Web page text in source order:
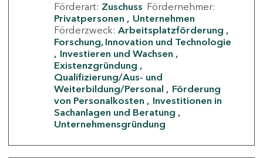
Förderart: Zuschuss Fördernehmer:
Privatpersonen
Unternehmen
Förderzweck: Arbeitsplatzförderung
Forschung, Innovation und Technologie
Investieren und Wachsen
Existenzgründung
Qualifizierung/Aus- und
Weiterbildung/Personal
Förderung
von Personalkosten
Investitionen in
Sachanlagen und Beratung
Unternehmensgründung